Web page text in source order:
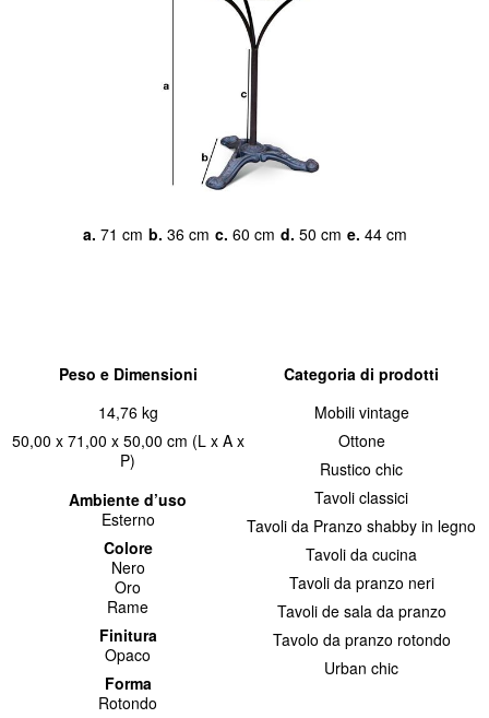
a. 71 cm b. 36 cm c. 60 cm d. 50 cm e. 44 cm
Peso e Dimensioni
14,76 kg
50,00 x 71,00 x 50,00 cm (L x A x
P)
Ambiente d’uso
Esterno
Colore
Nero
Oro
Rame
Finitura
Opaco
Forma
Rotondo
Categoria di prodotti
Mobili vintage
Ottone
Rustico chic
Tavoli classici
Tavoli da Pranzo shabby in legno
Tavoli da cucina
Tavoli da pranzo neri
Tavoli de sala da pranzo
Tavolo da pranzo rotondo
Urban chic